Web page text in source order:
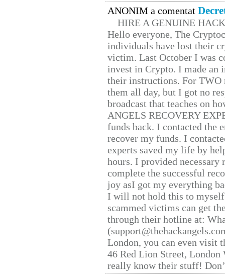
ANONIM a comentat
HIRE A GENUINE
Hello everyone, The
individuals have lost their
victim. Last October I was
invest in Crypto. I made
their instructions. For TWO
them all day, but I got no
broadcast that teaches on
ANGELS RECOVERY
funds back. I contacted the
recover my funds. I
experts saved my life by
hours. I provided
complete the successful
joy asI got my everything
I will not hold this to
scammed victims can get
through their hotline at:
London, you can even visit
46 Red Lion Street, London
really know their stuff!